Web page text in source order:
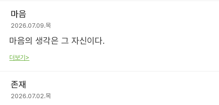
마음
2026.07.09.목
마음의 생각은 그 자신이다.
더보기>
존재
2026.07.02.목